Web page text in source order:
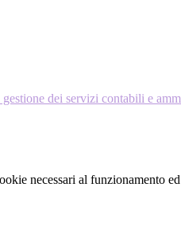
dei servizi contabili e
necessari al funzionamento